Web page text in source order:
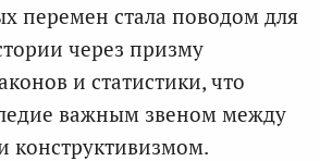
перемен стала поводом для
через призму
и статистики, что
важным звеном между
конструктивизмом.